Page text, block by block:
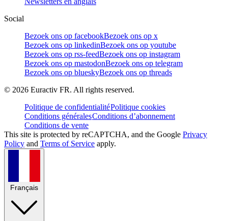
Social
Bezoek ons op facebookBezoek ons op x
Bezoek ons op linkedinBezoek ons op youtube
Bezoek ons op rss-feedBezoek ons op instagram
Bezoek ons op mastodonBezoek ons op telegram
Bezoek ons op blueskyBezoek ons op threads
© 2026 Euractiv FR. All rights reserved.
Politique de confidentialitéPolitique cookies
Conditions généralesConditions d’abonnement
Conditions de vente
This site is protected by reCAPTCHA, and the Google Privacy
Policy and Terms of Service apply.
Français